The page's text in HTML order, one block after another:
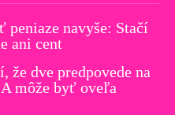
peniaze navyše: Stačí
ani cent
že dve predpovede na
môže byť oveľa